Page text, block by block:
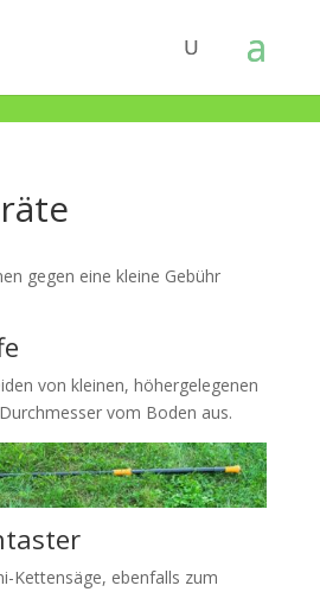
gegen eine kleine Gebühr
von kleinen, höhergelegenen
vom Boden aus.
Kettensäge, ebenfalls zum